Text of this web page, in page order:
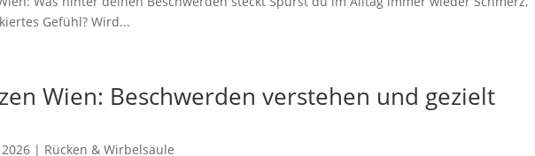
Gefühl? Wird...
Wien: Beschwerden verstehen und gezielt
| Rücken & Wirbelsäule